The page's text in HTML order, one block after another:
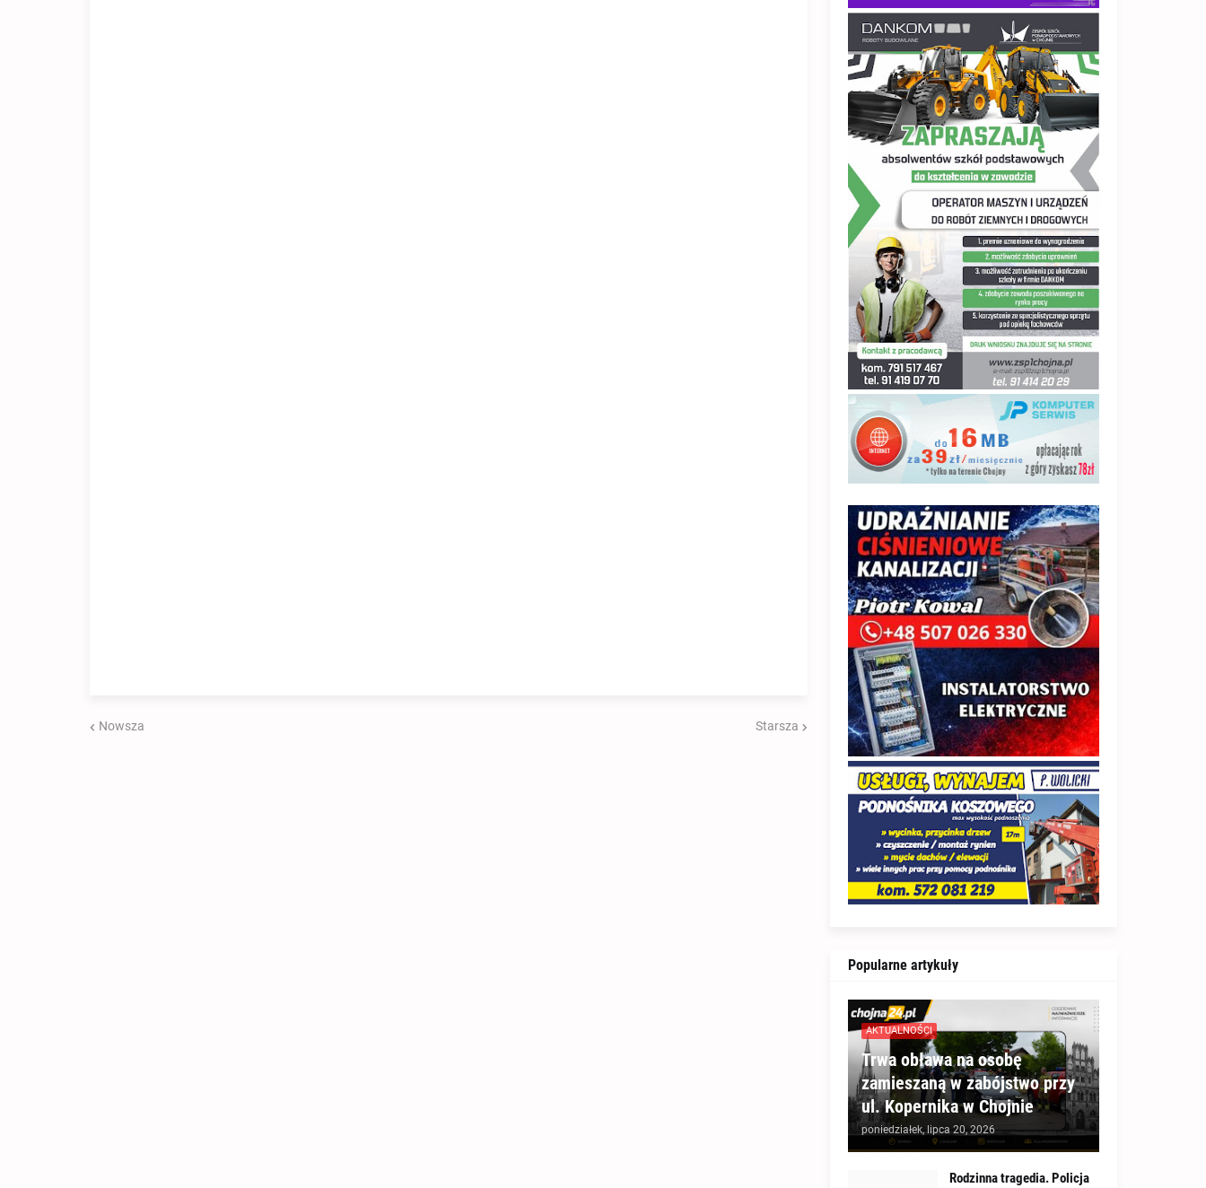
Nowsza Starsza
Popularne artykuły
AKTUALNOŚCI
Trwa obława na osobę
zamieszaną w zabójstwo przy
ul. Kopernika w Chojnie
poniedziałek, lipca 20, 2026
Rodzinna tragedia. Policja